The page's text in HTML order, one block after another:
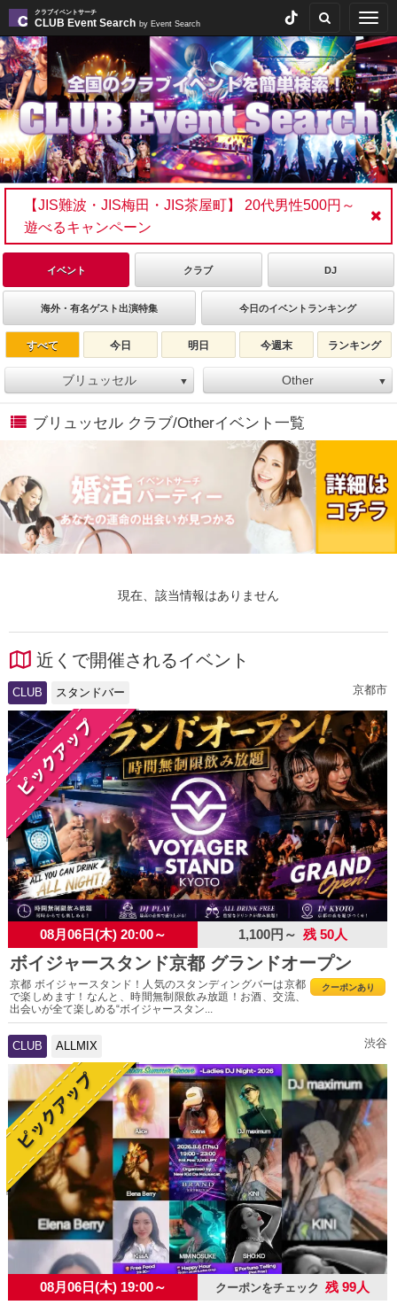
クラブイベントサーチ
CLUB Event Search by Event Search
【JIS難波・JIS梅田・JIS茶屋町】 20代男性500円～
遊べるキャンペーン
イベント クラブ DJ
海外・有名ゲスト出演特集 今日のイベントランキング
すべて 今日 明日 今週末 ランキング
ブリュッセル ▼ Other ▼
ブリュッセル クラブ/Otherイベント一覧
現在、該当情報はありません
近くで開催されるイベント
CLUB スタンドバー 京都市
08月06日(木) 20:00～ 1,100円～ 残 50人
ボイジャースタンド京都 グランドオープン
クーポンあり
京都 ボイジャースタンド！人気のスタンディングバーは京都
で楽しめます！なんと、時間無制限飲み放題！お酒、交流、
出会いが全て楽しめる“ボイジャースタン...
CLUB ALLMIX 渋谷
08月06日(木) 19:00～ クーポンをチェック 残 99人